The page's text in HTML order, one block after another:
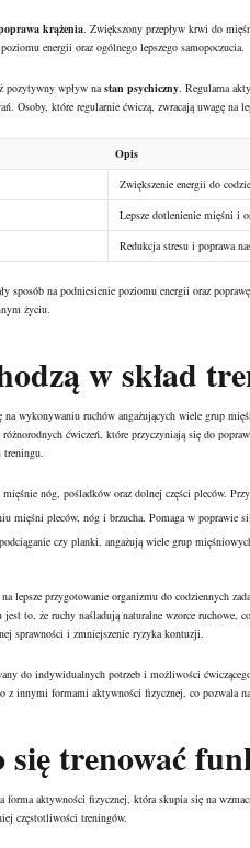
krążenia. Zwiększony przepływ krwi do
energii oraz ogólnego lepszego samopoczucia.
pozytywny wpływ nastan psychiczny. Regularna
Osoby, które regularnie ćwiczą, zwracają uwagę na
Opis
Zwiększenie energii do
Lepsze dotlenienie mięśni i
Redukcja stresu i poprawa
sposób na podniesienie poziomu energii oraz
życiu.
w skład
wykonywaniu ruchów angażujących wiele grup
ćwiczeń, które przyczyniają się do
nóg, pośladków oraz dolnej części pleców.
mięśni pleców, nóg i brzucha. Pomaga w poprawie
czy planki, angażują wiele grup
lepsze przygotowanie organizmu do codziennych
to, że ruchy naśladują naturalne wzorce ruchowe,
sprawności i zmniejszenie ryzyka kontuzji.
do indywidualnych potrzeb i możliwości
z innymi formami aktywności fizycznej, co pozwala
się trenować
aktywności fizycznej, która skupia się na
częstotliwości treningów.